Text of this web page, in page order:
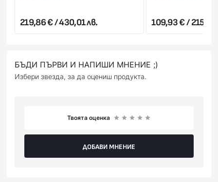
Стойността на поръчката се заплаща на куриера в брой
219,86 € / 430,01 лв. 109,93 € / 215,00
БЪДИ ПЪРВИ И НАПИШИ МНЕНИЕ ;)
Избери звезда, за да оцениш продукта.
Твоята оценка
ДОБАВИ МНЕНИЕ